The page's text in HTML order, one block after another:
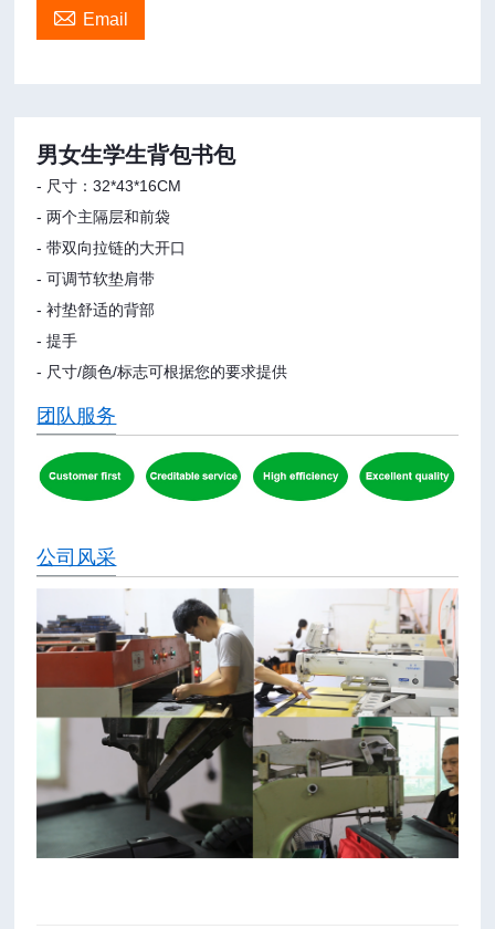
 Email
男女生学生背包书包
- 尺寸：32*43*16CM
- 两个主隔层和前袋
- 带双向拉链的大开口
- 可调节软垫肩带
- 衬垫舒适的背部
- 提手
- 尺寸/颜色/标志可根据您的要求提供
团队服务
公司风采